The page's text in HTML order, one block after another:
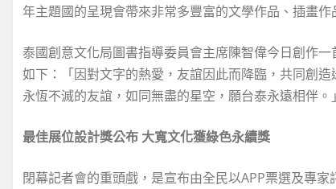
年主題國的呈現會帶來非常多豐富的文學作品、插畫
泰國創意文化局圖書指導委員會主席陳智偉今日創作
如下：「因對文字的熱愛，友誼因此而降臨，共同創
永恆不滅的友誼，如同無盡的星空，願台泰永遠相伴。」
最佳展位設計獎公布 大寬文化獲綠色永續獎
閉幕記者會的重頭戲，是宣布由全民以APP票選及專